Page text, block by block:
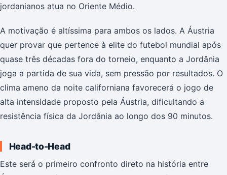
jordanianos atua no Oriente Médio.
A motivação é altíssima para ambos os lados. A Áustria
quer provar que pertence à elite do futebol mundial após
quase três décadas fora do torneio, enquanto a Jordânia
joga a partida de sua vida, sem pressão por resultados. O
clima ameno da noite californiana favorecerá o jogo de
alta intensidade proposto pela Áustria, dificultando a
resistência física da Jordânia ao longo dos 90 minutos.
Head-to-Head
Este será o primeiro confronto direto na história entre